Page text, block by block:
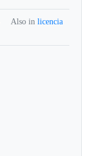
Also in licencia